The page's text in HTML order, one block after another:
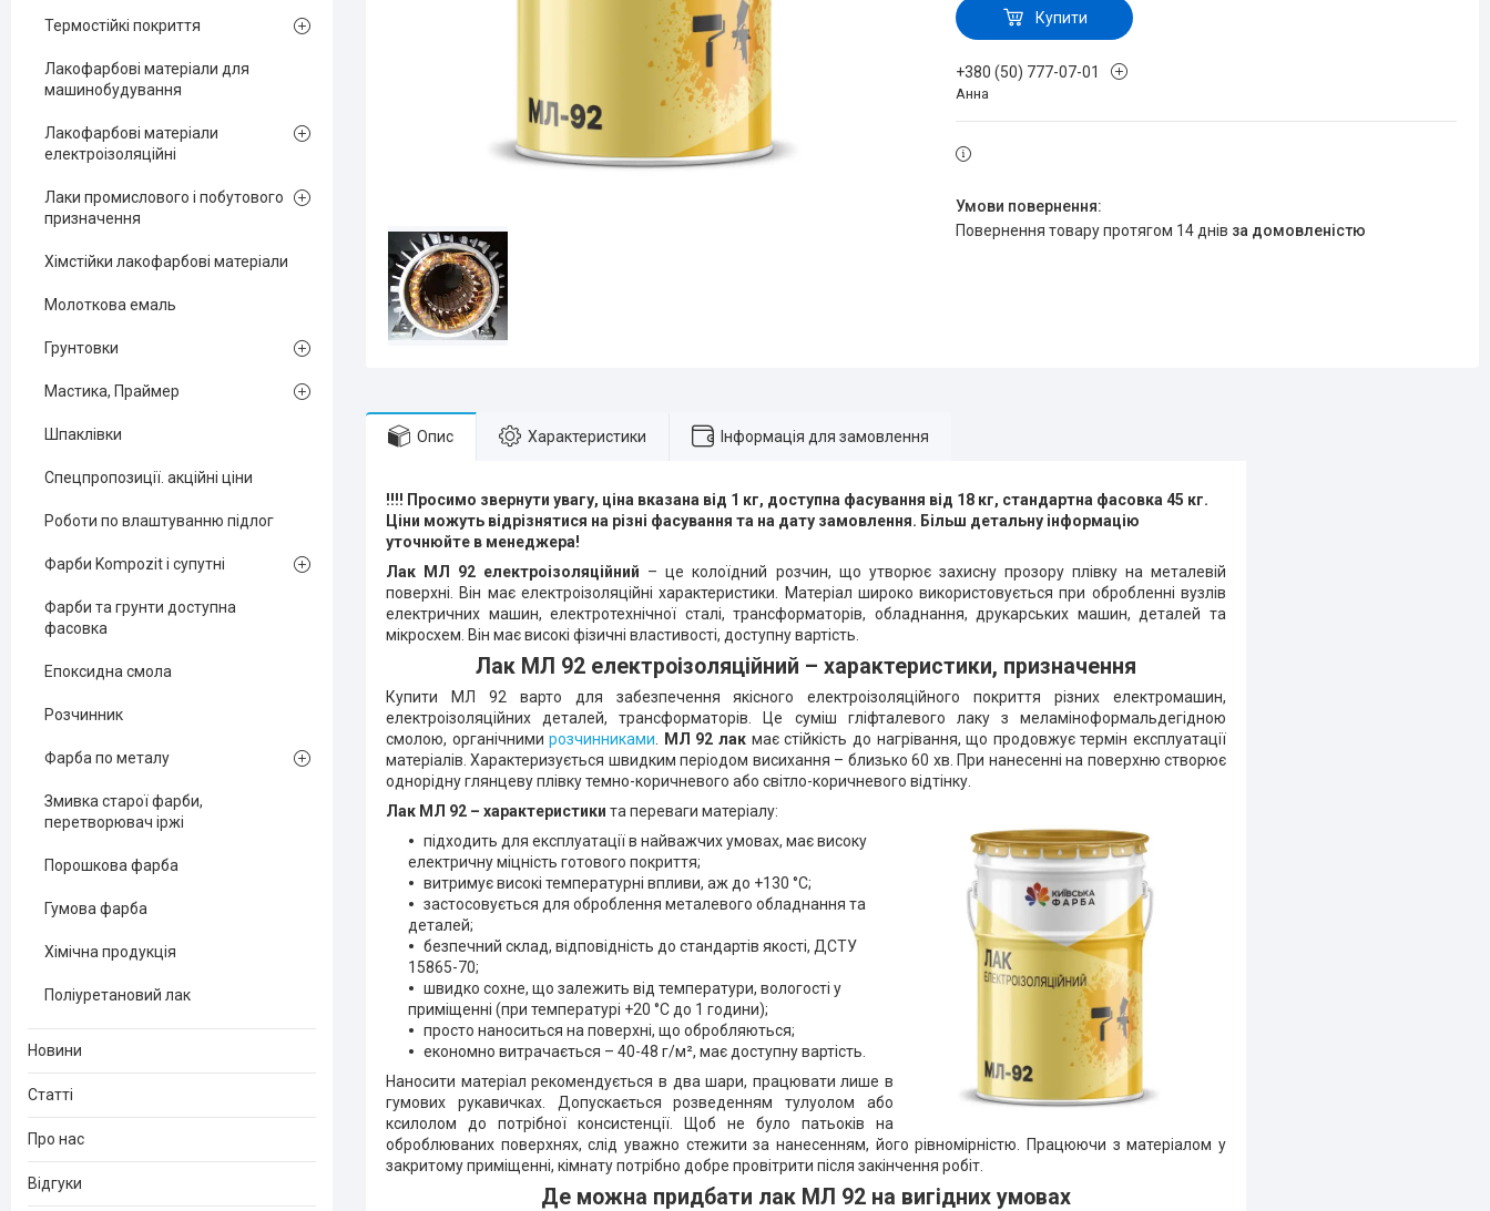
Купити
+380 (50) 777-07-01
Анна
повернення товару протягом 14 днів за домовленістю
Опис Характеристики Інформація для замовлення
!!!! Просимо звернути увагу, ціна вказана від 1 кг, доступна фасування від 18 кг, стандартна фасовка 45 кг.
Ціни можуть відрізнятися на різні фасування та на дату замовлення. Більш детальну інформацію
уточнюйте в менеджера!
Лак МЛ 92 електроізоляційний – це колоїдний розчин, що утворює захисну прозору плівку на металевій
поверхні. Він має електроізоляційні характеристики. Матеріал широко використовується при обробленні вузлів
електричних машин, електротехнічної сталі, трансформаторів, обладнання, друкарських машин, деталей та
мікросхем. Він має високі фізичні властивості, доступну вартість.
Лак МЛ 92 електроізоляційний – характеристики, призначення
Купити МЛ 92 варто для забезпечення якісного електроізоляційного покриття різних електромашин,
електроізоляційних деталей, трансформаторів. Це суміш гліфталевого лаку з меламіноформальдегідною
смолою, органічнимирозчинниками МЛ 92 лак має стійкість до нагрівання, що продовжує термін експлуатації
матеріалів. Характеризується швидким періодом висихання – близько 60 хв. При нанесенні на поверхню створює
однорідну глянцеву плівку темно-коричневого або світло-коричневого відтінку.
Лак МЛ 92 – характеристики та переваги матеріалу:
підходить для експлуатації в найважчих умовах, має високу
електричну міцність готового покриття;
витримує високі температурні впливи, аж до +130 °С;
застосовується для оброблення металевого обладнання та
деталей;
безпечний склад, відповідність до стандартів якості, ДСТУ
15865-70;
швидко сохне, що залежить від температури, вологості у
приміщенні (при температурі +20 °С до 1 години);
просто наноситься на поверхні, що обробляються;
економно витрачається – 40-48 г/м², має доступну вартість.
Наносити матеріал рекомендується в два шари, працювати лише в
гумових рукавичках. Допускається розведенням тулуолом або
ксилолом до потрібної консистенції. Щоб не було патьоків на
оброблюваних поверхнях, слід уважно стежити за нанесенням, його рівномірністю. Працюючи з матеріалом у
закритому приміщенні, кімнату потрібно добре провітрити після закінчення робіт.
Де можна придбати лак МЛ 92 на вигідних умовах
Термостійкі покриття
Лакофарбові матеріали для
машинобудування
Лакофарбові матеріали
електроізоляційні
Лаки промислового і побутового
призначення
Хімстійки лакофарбові матеріали
Молоткова емаль
Грунтовки
Мастика, Праймер
Шпаклівки
Спецпропозиції. акційні ціни
Роботи по влаштуванню підлог
Фарби Kompozit і супутні
Фарби та грунти доступна
фасовка
Епоксидна смола
Розчинник
Фарба по металу
Змивка старої фарби,
перетворювач іржі
Порошкова фарба
Гумова фарба
Хімічна продукція
Поліуретановий лак
Новини
Статті
Про нас
Відгуки